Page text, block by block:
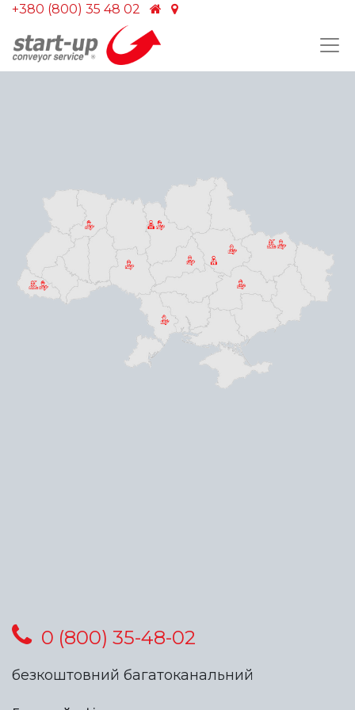
+380 (800) 35 48 02
0 (800) 35-48-02
безкоштовний багатоканальний